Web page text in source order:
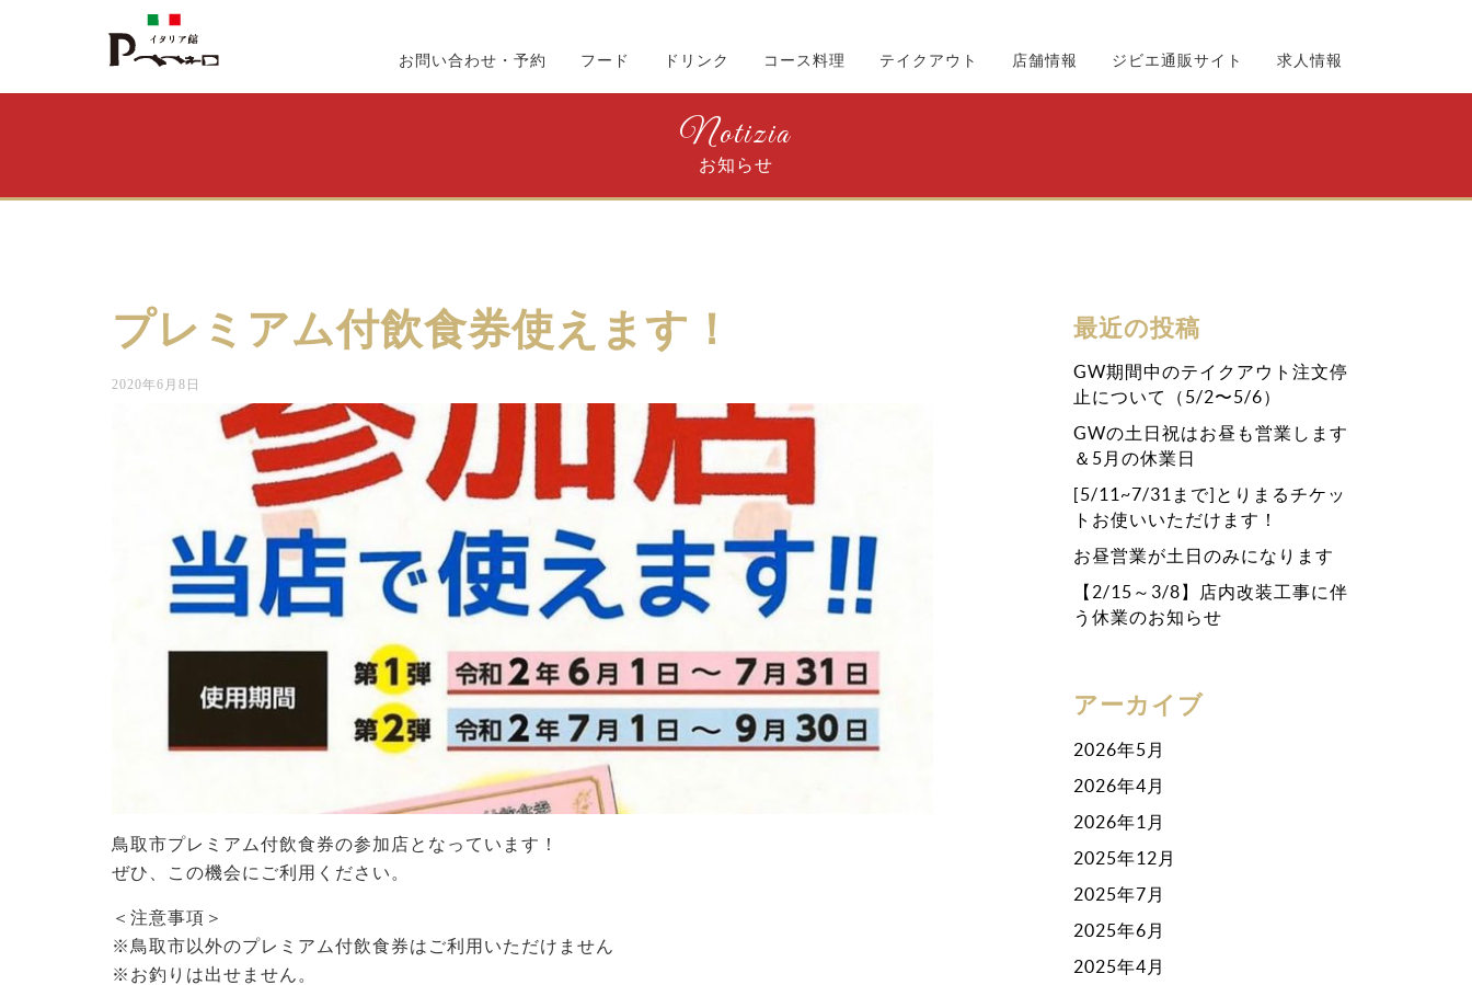
お問い合わせ・予約 フード ドリンク コース料理 テイクアウト 店舗情報 ジビエ通販サイト 求人情報
Notizia
お知らせ
プレミアム付飲食券使えます！
2020年6月8日
鳥取市プレミアム付飲食券の参加店となっています！
ぜひ、この機会にご利用ください。
＜注意事項＞
※鳥取市以外のプレミアム付飲食券はご利用いただけません
※お釣りは出せません。
最近の投稿
GW期間中のテイクアウト注文停
止について（5/2〜5/6）
GWの土日祝はお昼も営業します
＆5月の休業日
[5/11~7/31まで]とりまるチケッ
トお使いいただけます！
お昼営業が土日のみになります
【2/15～3/8】店内改装工事に伴
う休業のお知らせ
アーカイブ
2026年5月
2026年4月
2026年1月
2025年12月
2025年7月
2025年6月
2025年4月